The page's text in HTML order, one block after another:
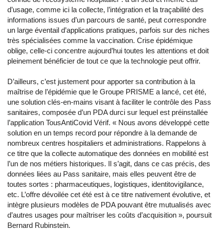
d’usage, comme ici la collecte, l’intégration et la traçabilité des
informations issues d’un parcours de santé, peut correspondre
un large éventail d’applications pratiques, parfois sur des niches
très spécialisées comme la vaccination. Crise épidémique
oblige, celle-ci concentre aujourd’hui toutes les attentions et doit
pleinement bénéficier de tout ce que la technologie peut offrir.
D’ailleurs, c’est justement pour apporter sa contribution à la
maîtrise de l’épidémie que le Groupe PRISME a lancé, cet été,
une solution clés-en-mains visant à faciliter le contrôle des Pass
sanitaires, composée d’un PDA durci sur lequel est préinstallée
l’application TousAntiCovid Vérif. « Nous avons développé cette
solution en un temps record pour répondre à la demande de
nombreux centres hospitaliers et administrations. Rappelons à
ce titre que la collecte automatique des données en mobilité est
l’un de nos métiers historiques. Il s’agit, dans ce cas précis, des
données liées au Pass sanitaire, mais elles peuvent être de
toutes sortes : pharmaceutiques, logistiques, identitovigilance,
etc. L’offre dévoilée cet été est à ce titre nativement évolutive, et
intègre plusieurs modèles de PDA pouvant être mutualisés avec
d’autres usages pour maîtriser les coûts d’acquisition », poursuit
Bernard Rubinstein.